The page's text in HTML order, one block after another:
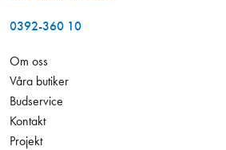
0392-360 10
Om oss
Våra butiker
Budservice
Kontakt
Projekt